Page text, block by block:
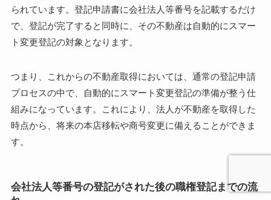
られています。登記申請書に会社法人等番号を記載するだけ
で、登記が完了すると同時に、その不動産は自動的にスマー
ト変更登記の対象となります。
つまり、これからの不動産取得においては、通常の登記申請
プロセスの中で、自動的にスマート変更登記の準備が整う仕
組みになっています。これにより、法人が不動産を取得した
時点から、将来の本店移転や商号変更に備えることができま
す。
会社法人等番号の登記がされた後の職権登記までの流